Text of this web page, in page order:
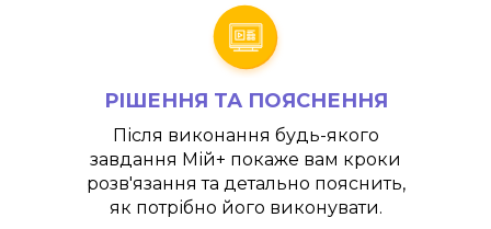
РІШЕННЯ ТА ПОЯСНЕННЯ
Після виконання будь-якого
завдання Мій+ покаже вам кроки
розв'язання та детально пояснить,
як потрібно його виконувати.